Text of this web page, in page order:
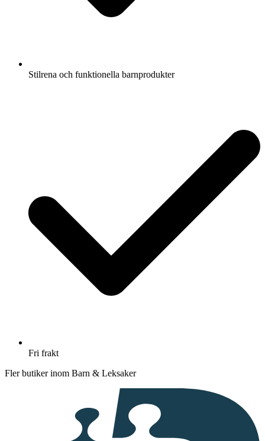
Stilrena och funktionella barnprodukter
Fri frakt
Fler butiker inom Barn & Leksaker